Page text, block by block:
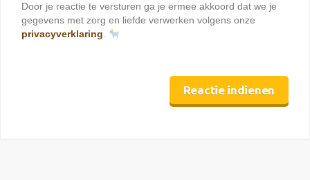
Door je reactie te versturen ga je ermee akkoord dat we je
gegevens met zorg en liefde verwerken volgens onze
privacyverklaring